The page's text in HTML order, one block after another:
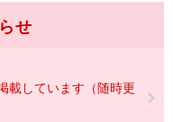
せ
載しています（随時更